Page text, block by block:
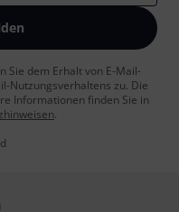
Sie dem Erhalt von E-Mail-
Nutzungsverhaltens zu. Die
Informationen finden Sie in
.